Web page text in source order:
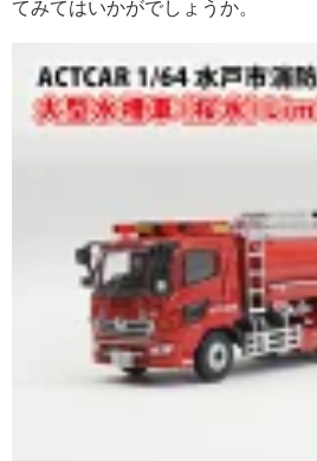
てみてはいかがでしょうか。